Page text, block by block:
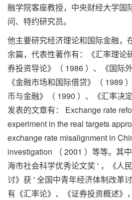
融学院客座教授，中央财经大学国
问、特约研究员。
他主要研究经济理论和国际金融，
余篇，代表性著作有：《汇率理论
券投资导论》（ 1986 ）、《国际
《金融市场和国际借贷》（ 1989
币与金融》（ 1990 ）、《汇率决
发表的文章有： Exchange rate
experiment in the real targets
exchange rate misalignment in
investigation （ 2001 ）等等。其
海市社会科学优秀论文奖 ' ，《人
讨》获 ' 全国中青年经济体制改革
有《汇率论》、《证券投资概述》